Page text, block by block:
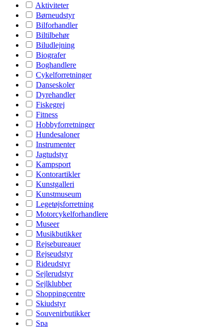
Aktiviteter
Børneudstyr
Bilforhandler
Biltilbehør
Biludlejning
Biografer
Boghandlere
Cykelforretninger
Danseskoler
Dyrehandler
Fiskegrej
Fitness
Hobbyforretninger
Hundesaloner
Instrumenter
Jagtudstyr
Kampsport
Kontorartikler
Kunstgalleri
Kunstmuseum
Legetøjsforretning
Motorcykelforhandlere
Museer
Musikbutikker
Rejsebureauer
Rejseudstyr
Rideudstyr
Sejlerudstyr
Sejlklubber
Shoppingcentre
Skiudstyr
Souvenirbutikker
Spa